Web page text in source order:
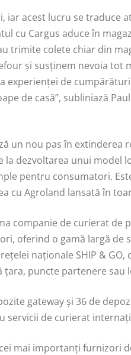
iar acest lucru se traduce
cu Cargus aduce în
trimite colete chiar din
și susținem nevoia tot
experienței de
de casă”, subliniază
un nou pas în extinderea
dezvoltarea unui model
pentru consumatori.
cu Agroland lansată în
companie de curierat de
oferind o gamă largă de
naționale SHIP &
puncte partenere sau
gateway și 36 de
servicii de curierat
mai importanți furnizori